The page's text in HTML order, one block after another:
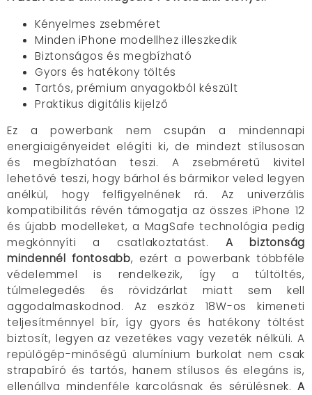
Kényelmes zsebméret
Minden iPhone modellhez illeszkedik
Biztonságos és megbízható
Gyors és hatékony töltés
Tartós, prémium anyagokból készült
Praktikus digitális kijelző
Ez a powerbank nem csupán a mindennapi
energiaigényeidet elégíti ki, de mindezt stílusosan
és megbízhatóan teszi. A zsebméretű kivitel
lehetővé teszi, hogy bárhol és bármikor veled legyen
anélkül, hogy felfigyelnének rá. Az univerzális
kompatibilitás révén támogatja az összes iPhone 12
és újabb modelleket, a MagSafe technológia pedig
megkönnyíti a csatlakoztatást. A biztonság
mindennél fontosabb, ezért a powerbank többféle
védelemmel is rendelkezik, így a túltöltés,
túlmelegedés és rövidzárlat miatt sem kell
aggodalmaskodnod. Az eszköz 18W-os kimeneti
teljesítménnyel bír, így gyors és hatékony töltést
biztosít, legyen az vezetékes vagy vezeték nélküli. A
repülőgép-minőségű alumínium burkolat nem csak
strapabíró és tartós, hanem stílusos és elegáns is,
ellenállva mindenféle karcolásnak és sérülésnek.A